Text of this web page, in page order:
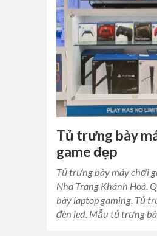
Tủ trưng bày
game đẹp
Tủ trưng bày máy chơi
Nha Trang Khánh Hoà.
bày laptop gaming. Tủ
đèn led. Mẫu tủ trưng